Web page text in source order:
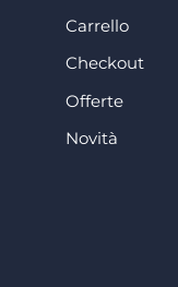
Carrello
Checkout
Offerte
Novità